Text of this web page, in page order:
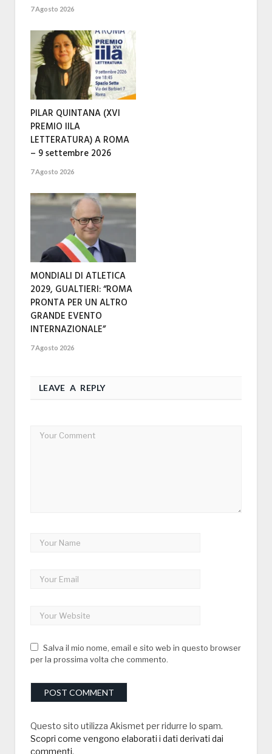
7 Agosto 2026
PILAR QUINTANA (XVI
PREMIO IILA
LETTERATURA) A ROMA
– 9 settembre 2026
7 Agosto 2026
MONDIALI DI ATLETICA
2029, GUALTIERI: “ROMA
PRONTA PER UN ALTRO
GRANDE EVENTO
INTERNAZIONALE”
7 Agosto 2026
LEAVE A REPLY
Salva il mio nome, email e sito web in questo browser
per la prossima volta che commento.
Questo sito utilizza Akismet per ridurre lo spam.
Scopri come vengono elaborati i dati derivati dai
commenti.